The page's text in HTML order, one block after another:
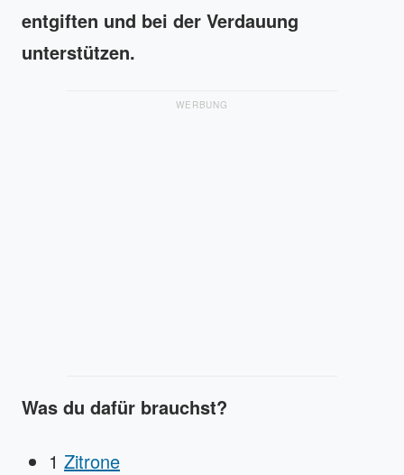
entgiften und bei der Verdauung
unterstützen.
WERBUNG
Was du dafür brauchst?
1 Zitrone